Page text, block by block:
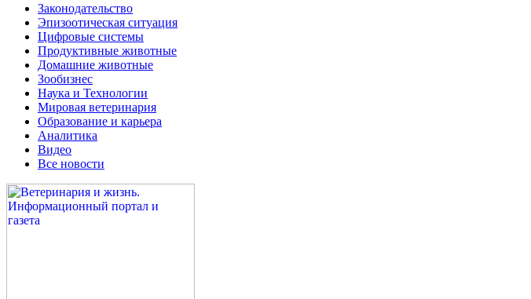
Законодательство
Эпизоотическая ситуация
Цифровые системы
Продуктивные животные
Домашние животные
Зообизнес
Наука и Технологии
Мировая ветеринария
Образование и карьера
Аналитика
Видео
Все новости